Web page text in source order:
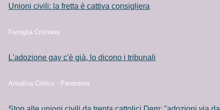
Unioni civili: la fretta è cattiva consigliera
Famiglia Cristiana
L'adozione gay c'è già, lo dicono i tribunali
Annalisa Chirico - Panorama